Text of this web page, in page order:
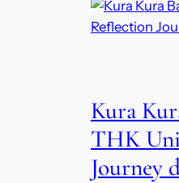
Kura
THK
Journey